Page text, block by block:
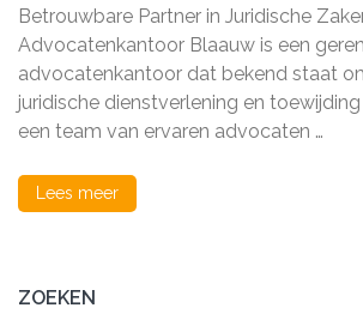
Betrouwbare Partner in Juridische
Advocatenkantoor Blaauw is een
advocatenkantoor dat bekend staat
juridische dienstverlening en
een team van ervaren advocaten …
Lees meer
ZOEKEN